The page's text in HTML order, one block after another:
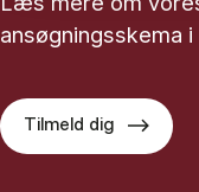
ansøgningsskema i
Tilmeld dig